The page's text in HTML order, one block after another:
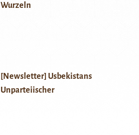
Wurzeln
[Newsletter] Usbekistans
Unparteiischer